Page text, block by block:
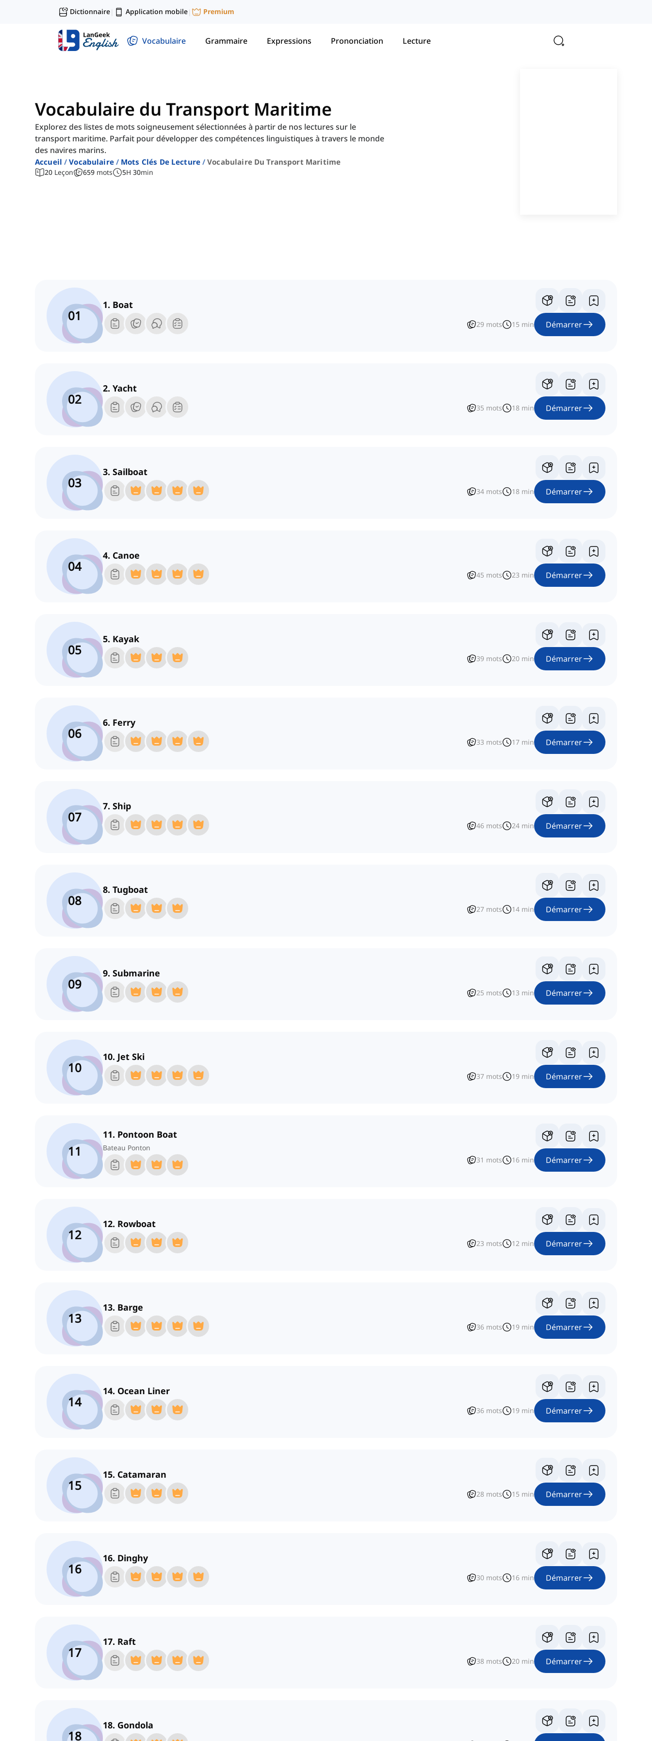
Dictionnaire| Application mobile| Premium
Vocabulaire Grammaire Expressions Prononciation Lecture
Vocabulaire du Transport Maritime
Explorez des listes de mots soigneusement sélectionnées à partir de nos lectures sur le
transport maritime. Parfait pour développer des compétences linguistiques à travers le monde
des navires marins.
Accueil Vocabulaire Mots Clés De Lecture Vocabulaire Du Transport Maritime
20 Leçon 659 mots 5H 30min
01
1. Boat
29 mots 15 min Démarrer
02
2. Yacht
35 mots 18 min Démarrer
03
3. Sailboat
34 mots 18 min Démarrer
04
4. Canoe
45 mots 23 min Démarrer
05
5. Kayak
39 mots 20 min Démarrer
06
6. Ferry
33 mots 17 min Démarrer
07
7. Ship
46 mots 24 min Démarrer
08
8. Tugboat
27 mots 14 min Démarrer
09
9. Submarine
25 mots 13 min Démarrer
10
10. Jet Ski
37 mots 19 min Démarrer
11
11. Pontoon Boat
Bateau Ponton
31 mots 16 min Démarrer
12
12. Rowboat
23 mots 12 min Démarrer
13
13. Barge
36 mots 19 min Démarrer
14
14. Ocean Liner
36 mots 19 min Démarrer
15
15. Catamaran
28 mots 15 min Démarrer
16
16. Dinghy
30 mots 16 min Démarrer
17
17. Raft
38 mots 20 min Démarrer
18
18. Gondola